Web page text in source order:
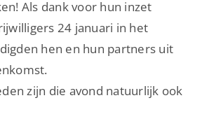
Als dank voor hun inzet
24 januari in het
hen en hun partners uit
zijn die avond natuurlijk ook